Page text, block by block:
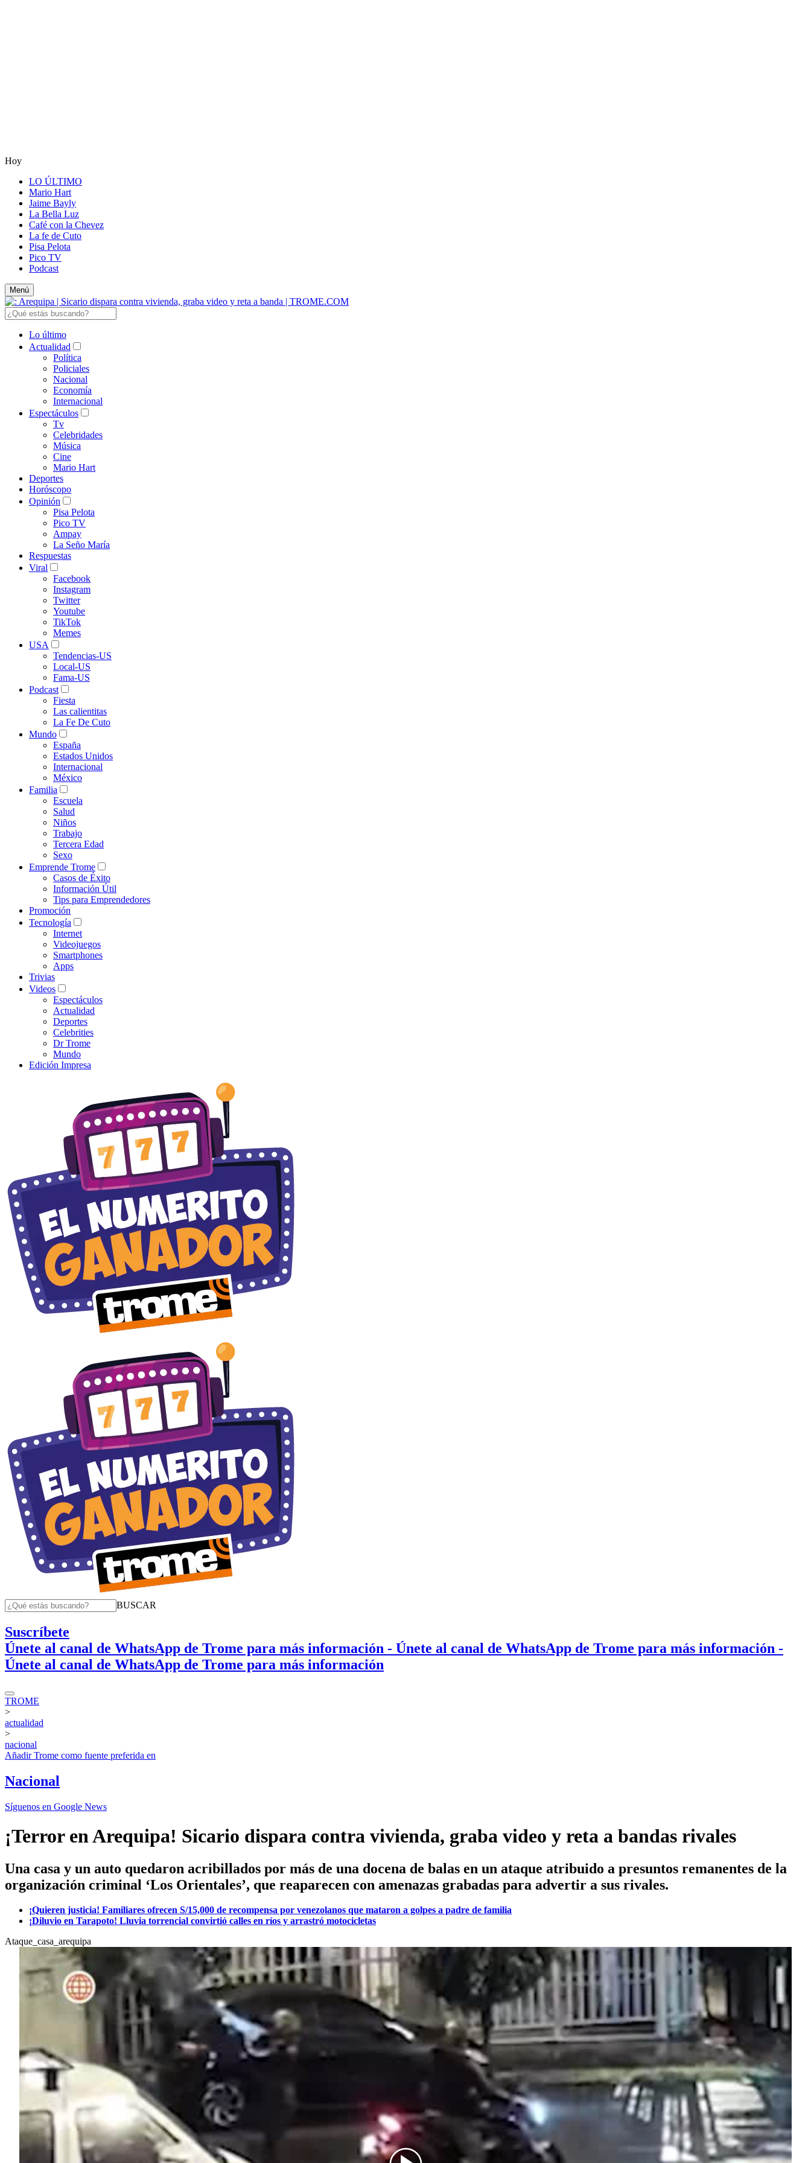
Hoy
LO ÚLTIMO
Mario Hart
Jaime Bayly
La Bella Luz
Café con la Chevez
La fe de Cuto
Pisa Pelota
Pico TV
Podcast
Menú
Lo último
Actualidad
Política
Policiales
Nacional
Economía
Internacional
Espectáculos
Tv
Celebridades
Música
Cine
Mario Hart
Deportes
Horóscopo
Opinión
Pisa Pelota
Pico TV
Ampay
La Seño María
Respuestas
Viral
Facebook
Instagram
Twitter
Youtube
TikTok
Memes
USA
Tendencias-US
Local-US
Fama-US
Podcast
Fiesta
Las calientitas
La Fe De Cuto
Mundo
España
Estados Unidos
Internacional
México
Familia
Escuela
Salud
Niños
Trabajo
Tercera Edad
Sexo
Emprende Trome
Casos de Éxito
Información Útil
Tips para Emprendedores
Promoción
Tecnología
Internet
Videojuegos
Smartphones
Apps
Trivias
Videos
Espectáculos
Actualidad
Deportes
Celebrities
Dr Trome
Mundo
Edición Impresa
BUSCAR
Suscríbete
Únete al canal de WhatsApp de Trome para más información - Únete al canal de WhatsApp de Trome para más información -
Únete al canal de WhatsApp de Trome para más información
TROME
>
actualidad
>
nacional
AñadirTrome como fuente preferida en
Nacional
Síguenos en Google News
¡Terror en Arequipa! Sicario dispara contra vivienda, graba video y reta a bandas rivales
Una casa y un auto quedaron acribillados por más de una docena de balas en un ataque atribuido a presuntos remanentes de la
organización criminal ‘Los Orientales’, que reaparecen con amenazas grabadas para advertir a sus rivales.
¡Quieren justicia! Familiares ofrecen S/15,000 de recompensa por venezolanos que mataron a golpes a padre de familia
¡Diluvio en Tarapoto! Lluvia torrencial convirtió calles en ríos y arrastró motocicletas
Ataque_casa_arequipa